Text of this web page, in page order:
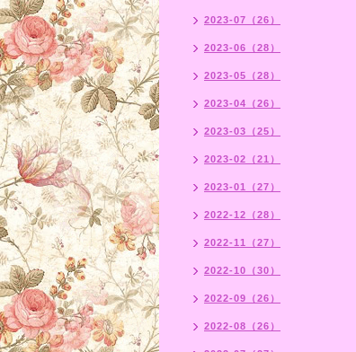
2023-07（26）
2023-06（28）
2023-05（28）
2023-04（26）
2023-03（25）
2023-02（21）
2023-01（27）
2022-12（28）
2022-11（27）
2022-10（30）
2022-09（26）
2022-08（26）